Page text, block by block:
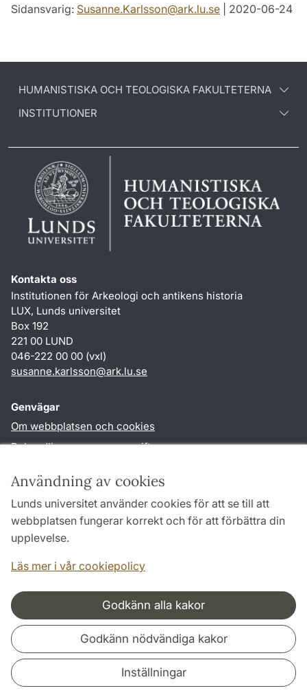
Användning av cookies
Lunds universitet använder cookies för att se till att
webbplatsen fungerar korrekt och för att förbättra din
upplevelse.
Läs mer i vår cookiepolicy
Godkänn alla kakor
Godkänn nödvändiga kakor
Inställningar
Sidansvarig: Susanne.Karlsson@ark.lu.se | 2020-06-24
HUMANISTISKA OCH TEOLOGISKA FAKULTETERNA
INSTITUTIONER
Kontakta oss
Institutionen för Arkeologi och antikens historia
LUX, Lunds universitet
Box 192
221 00 LUND
046-222 00 00 (vxl)
susanne.karlsson@ark.lu.se
Genvägar
Om webbplatsen och cookies
Behandling av personuppgifter
TYPO3-login
Följ oss i sociala medier
Samarbeten och nätverk